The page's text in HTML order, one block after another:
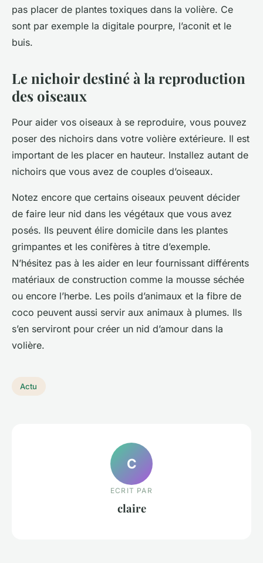
pas placer de plantes toxiques dans la volière. Ce
sont par exemple la digitale pourpre, l’aconit et le
buis.
Le nichoir destiné à la reproduction
des oiseaux
Pour aider vos oiseaux à se reproduire, vous pouvez
poser des nichoirs dans votre volière extérieure. Il est
important de les placer en hauteur. Installez autant de
nichoirs que vous avez de couples d’oiseaux.
Notez encore que certains oiseaux peuvent décider
de faire leur nid dans les végétaux que vous avez
posés. Ils peuvent élire domicile dans les plantes
grimpantes et les conifères à titre d’exemple.
N’hésitez pas à les aider en leur fournissant différents
matériaux de construction comme la mousse séchée
ou encore l’herbe. Les poils d’animaux et la fibre de
coco peuvent aussi servir aux animaux à plumes. Ils
s’en serviront pour créer un nid d’amour dans la
volière.
Actu
C
ECRIT PAR
claire